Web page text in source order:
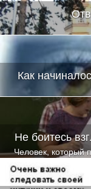
Как
Не боитесь
Человек, который
ничем не